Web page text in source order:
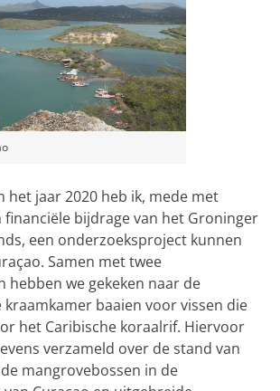
het jaar 2020 heb ik, mede met
financiële bijdrage van het Groninger
een onderzoeksproject kunnen
Samen met twee
hebben we gekeken naar de
kraamkamer baaien voor vissen die
het Caribische koraalrif. Hiervoor
verzameld over de stand van
mangrovebossen in de